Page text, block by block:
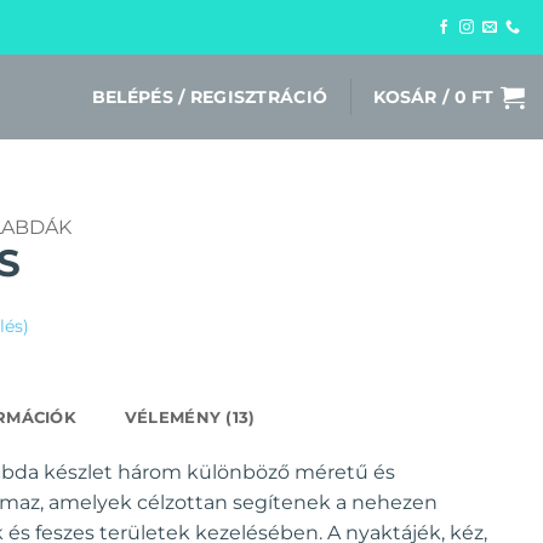
BELÉPÉS / REGISZTRÁCIÓ KOSÁR / 0 FT
VÉLEMÉNY (13)
készlet három különböző méretű és
amelyek célzottan segítenek a nehezen
feszes területek kezelésében. A nyaktájék, kéz,